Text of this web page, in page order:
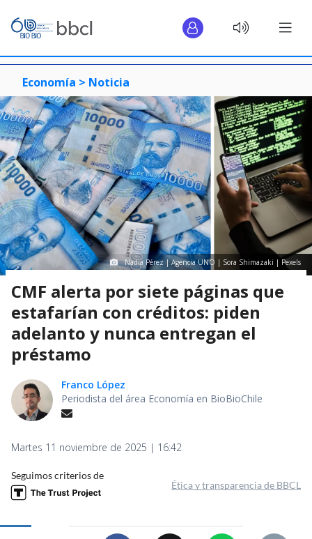
Economía > Noticia
Nadia Pérez | Agencia UNO | Sora Shimazaki | Pexels
CMF alerta por siete páginas que
estafarían con créditos: piden
adelanto y nunca entregan el
préstamo
Franco López
Periodista del área Economía en BioBioChile
Martes 11 noviembre de 2025 | 16:42
Seguimos criterios de
Ética y transparencia de BBCL